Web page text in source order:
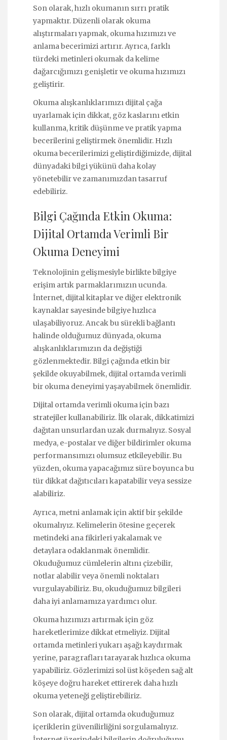
Son olarak, hızlı okumanın sırrı pratik
yapmaktır. Düzenli olarak okuma
alıştırmaları yapmak, okuma hızımızı ve
anlama becerimizi artırır. Ayrıca, farklı
türdeki metinleri okumak da kelime
dağarcığımızı genişletir ve okuma hızımızı
geliştirir.
Okuma alışkanlıklarımızı dijital çağa
uyarlamak için dikkat, göz kaslarını etkin
kullanma, kritik düşünme ve pratik yapma
becerilerini geliştirmek önemlidir. Hızlı
okuma becerilerimizi geliştirdiğimizde, dijital
dünyadaki bilgi yükünü daha kolay
yönetebilir ve zamanımızdan tasarruf
edebiliriz.
Bilgi Çağında Etkin Okuma:
Dijital Ortamda Verimli Bir
Okuma Deneyimi
Teknolojinin gelişmesiyle birlikte bilgiye
erişim artık parmaklarımızın ucunda.
İnternet, dijital kitaplar ve diğer elektronik
kaynaklar sayesinde bilgiye hızlıca
ulaşabiliyoruz. Ancak bu sürekli bağlantı
halinde olduğumuz dünyada, okuma
alışkanlıklarımızın da değiştiği
gözlenmektedir. Bilgi çağında etkin bir
şekilde okuyabilmek, dijital ortamda verimli
bir okuma deneyimi yaşayabilmek önemlidir.
Dijital ortamda verimli okuma için bazı
stratejiler kullanabiliriz. İlk olarak, dikkatimizi
dağıtan unsurlardan uzak durmalıyız. Sosyal
medya, e-postalar ve diğer bildirimler okuma
performansımızı olumsuz etkileyebilir. Bu
yüzden, okuma yapacağımız süre boyunca bu
tür dikkat dağıtıcıları kapatabilir veya sessize
alabiliriz.
Ayrıca, metni anlamak için aktif bir şekilde
okumalıyız. Kelimelerin ötesine geçerek
metindeki ana fikirleri yakalamak ve
detaylara odaklanmak önemlidir.
Okuduğumuz cümlelerin altını çizebilir,
notlar alabilir veya önemli noktaları
vurgulayabiliriz. Bu, okuduğumuz bilgileri
daha iyi anlamamıza yardımcı olur.
Okuma hızımızı artırmak için göz
hareketlerimize dikkat etmeliyiz. Dijital
ortamda metinleri yukarı aşağı kaydırmak
yerine, paragrafları tarayarak hızlıca okuma
yapabiliriz. Gözlerimizi sol üst köşeden sağ alt
köşeye doğru hareket ettirerek daha hızlı
okuma yeteneği geliştirebiliriz.
Son olarak, dijital ortamda okuduğumuz
içeriklerin güvenilirliğini sorgulamalıyız.